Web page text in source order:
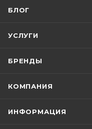
БЛОГ
УСЛУГИ
БРЕНДЫ
КОМПАНИЯ
ИНФОРМАЦИЯ